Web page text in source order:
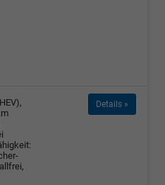
Details »